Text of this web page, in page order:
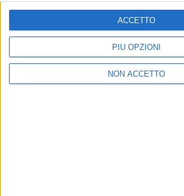
PIÙ OPZIONI
NON ACCETTO
ACCETTO
Dichiaro di aver letto e compreso
di dare il mio consenso alla ricezione di
Vedi POLITICA SULLA